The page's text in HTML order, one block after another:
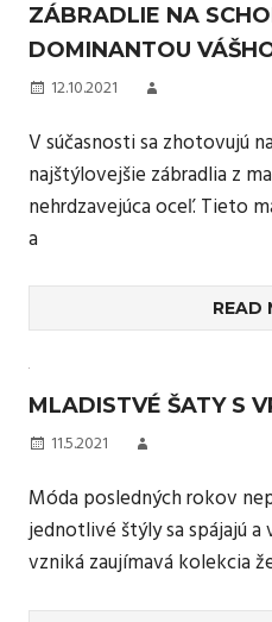
ZÁBRADLIE NA
DOMINANTOU
12.10.2021
V súčasnosti sa zhotovujú
najštýlovejšie zábradlia z
nehrdzavejúca oceľ. Tieto
a
READ
MLADISTVÉ ŠATY S
11.5.2021
Móda posledných rokov
jednotlivé štýly sa spájajú
vzniká zaujímavá kolekcia